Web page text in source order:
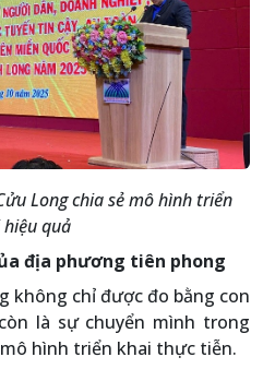
Long chia sẻ mô hình triển
quả
địa phương tiên phong
không chỉ được đo bằng con
là sự chuyển mình trong
hình triển khai thực tiễn.